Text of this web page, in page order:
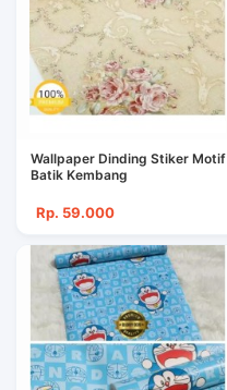
Wallpaper Dinding Stiker Motif
Batik Kembang
Rp. 59.000